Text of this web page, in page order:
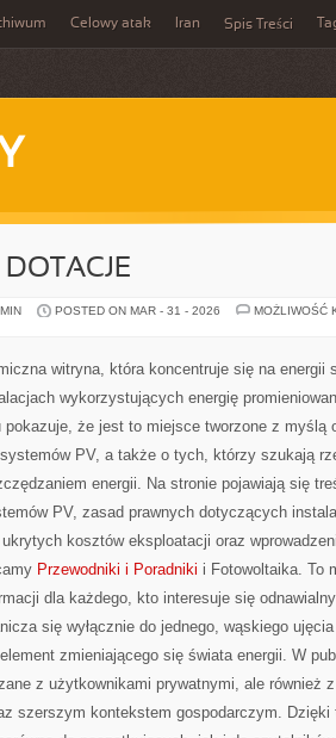
Celowy atak Iran Spis Treści
DOTACJE
POSTED ON MAR - 31 - 2026
MOŻLIWOŚĆ
witryna, która koncentruje się na energii
wykorzystujących energię
pokazuje, że jest to miejsce tworzone z myślą
PV, a także o tych, którzy szukają
energii. Na stronie pojawiają się
PV, zasad prawnych dotyczących
kosztów eksploatacji oraz
Przewodniki i Poradniki i Fotowoltaika. To
dla każdego, kto interesuje się
się wyłącznie do jednego, wąskiego
zmieniającego się świata energii. W
z użytkownikami prywatnymi, ale również
szerszym kontekstem gospodarczym. Dzięki